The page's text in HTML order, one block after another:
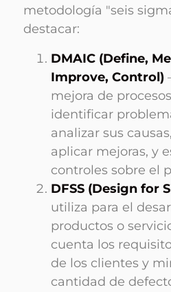
metodología "seis
destacar:
DMAIC (Define,
Improve, Control)
mejora de
identificar
analizar sus
aplicar mejoras, y
controles sobre el
DFSS (Design for
utiliza para el
productos o
cuenta los
de los clientes y
cantidad de